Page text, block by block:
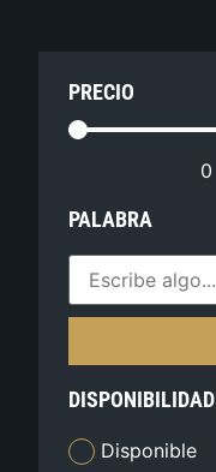
PRECIO
0
PALABRA
DISPONIBILIDAD
Disponible